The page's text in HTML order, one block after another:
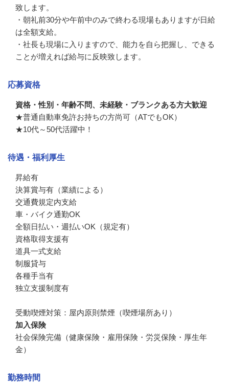
致します。
・朝礼前30分や午前中のみで終わる現場もありますが日給
は全額支給。
・社長も現場に入りますので、能力を自ら把握し、できる
ことが増えれば給与に反映致します。
応募資格
資格・性別・年齢不問、未経験・ブランクある方大歓迎
★普通自動車免許お持ちの方尚可（ATでもOK）
★10代～50代活躍中！
待遇・福利厚生
昇給有
決算賞与有（業績による）
交通費規定内支給
車・バイク通勤OK
全額日払い・週払いOK（規定有）
資格取得支援有
道具一式支給
制服貸与
各種手当有
独立支援制度有
受動喫煙対策：屋内原則禁煙（喫煙場所あり）
加入保険
社会保険完備（健康保険・雇用保険・労災保険・厚生年
金）
勤務時間